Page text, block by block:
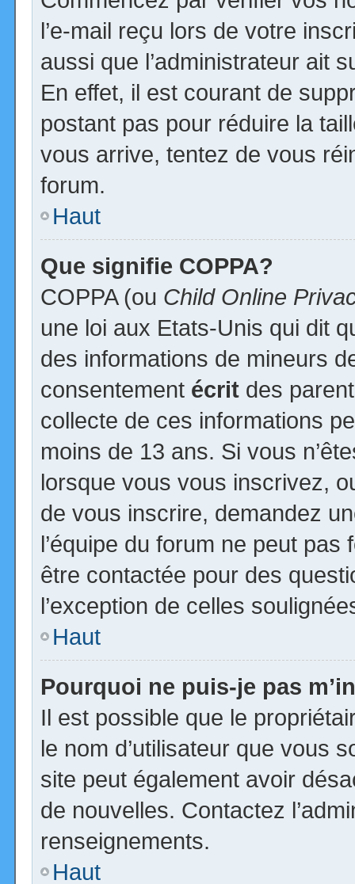
l’e-mail reçu lors de votre
aussi que l’administrateur ait
En effet, il est courant de
postant pas pour réduire la
vous arrive, tentez de vous
forum.
Haut
Que signifie COPPA?
COPPA (ou Child Online
une loi aux Etats-Unis qui dit
des informations de mineurs
consentement écrit des
collecte de ces informations
moins de 13 ans. Si vous
lorsque vous vous inscrivez,
de vous inscrire, demandez
l’équipe du forum ne peut
être contactée pour des
l’exception de celles
Haut
Pourquoi ne puis-je pas
Il est possible que le
le nom d’utilisateur que vous
site peut également avoir
de nouvelles. Contactez
renseignements.
Haut